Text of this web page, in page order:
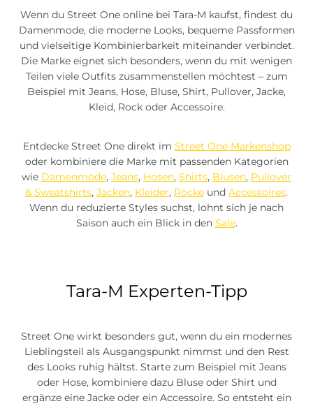
Wenn du Street One online bei Tara-M kaufst, findest du
Damenmode, die moderne Looks, bequeme Passformen
und vielseitige Kombinierbarkeit miteinander verbindet.
Die Marke eignet sich besonders, wenn du mit wenigen
Teilen viele Outfits zusammenstellen möchtest – zum
Beispiel mit Jeans, Hose, Bluse, Shirt, Pullover, Jacke,
Kleid, Rock oder Accessoire.
Entdecke Street One direkt im Street One Markenshop
oder kombiniere die Marke mit passenden Kategorien
wie Damenmode, Jeans, Hosen, Shirts, Blusen, Pullover
& Sweatshirts, Jacken, Kleider, Röcke und Accessoires.
Wenn du reduzierte Styles suchst, lohnt sich je nach
Saison auch ein Blick in den Sale.
Tara-M Experten-Tipp
Street One wirkt besonders gut, wenn du ein modernes
Lieblingsteil als Ausgangspunkt nimmst und den Rest
des Looks ruhig hältst. Starte zum Beispiel mit Jeans
oder Hose, kombiniere dazu Bluse oder Shirt und
ergänze eine Jacke oder ein Accessoire. So entsteht ein